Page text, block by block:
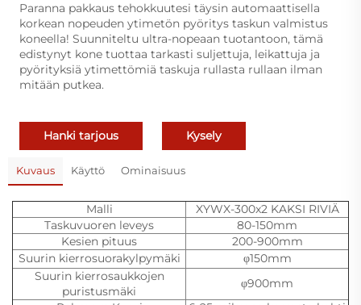
Paranna pakkaus tehokkuutesi täysin automaattisella
korkean nopeuden ytimetön pyöritys taskun valmistus
koneella! Suunniteltu ultra-nopeaan tuotantoon, tämä
edistynyt kone tuottaa tarkasti suljettuja, leikattuja ja
pyörityksiä ytimettömiä taskuja rullasta rullaan ilman
mitään putkea.
Hanki tarjous Kysely
Kuvaus Käyttö Ominaisuus
Malli
XYWX-300x2 KAKSI RIVIÄ
Taskuvuoren leveys
80-150mm
Kesien pituus
200-900mm
Suurin kierrosuorakylpymäki
φ150mm
Suurin kierrosaukkojen
puristusmäki
φ900mm